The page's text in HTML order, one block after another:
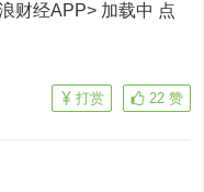
财经APP> 加载中 点
22 赞
打赏